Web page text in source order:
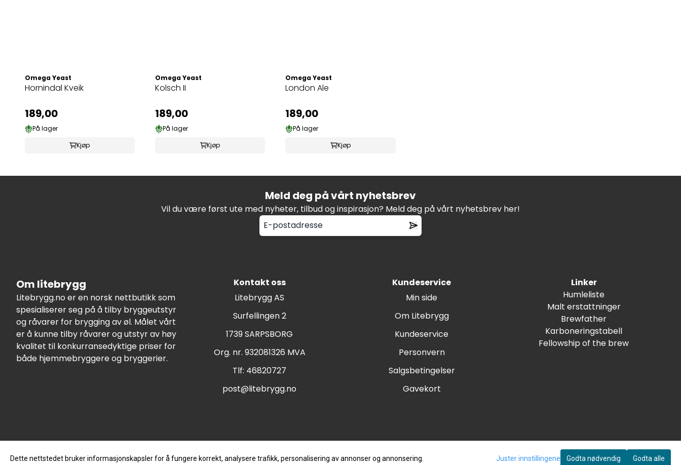
Omega Yeast
Hornindal Kveik
189,00
På lager
Kjøp
Omega Yeast
Kolsch II
189,00
På lager
Kjøp
Omega Yeast
London Ale
189,00
På lager
Kjøp
Meld deg på vårt nyhetsbrev
Vil du være først ute med nyheter, tilbud og inspirasjon? Meld deg på vårt nyhetsbrev her!
Om litebrygg
Litebrygg.no er en norsk nettbutikk som
spesialiserer seg på å tilby bryggeutstyr
og råvarer for brygging av øl. Målet vårt
er å kunne tilby råvarer og utstyr av høy
kvalitet til konkurransedyktige priser for
både hjemmebryggere og bryggerier.
Kontakt oss
Litebrygg AS
Surfellingen 2
1739 SARPSBORG
Org. nr. 932081326 MVA
Tlf: 46820727
post@litebrygg.no
Kundeservice
Min side
Om Litebrygg
Kundeservice
Personvern
Salgsbetingelser
Gavekort
Linker
Humleliste
Malt erstattninger
Brewfather
Karboneringstabell
Fellowship of the brew
Dette nettstedet bruker informasjonskapsler for å fungere korrekt, analysere trafikk, personalisering av annonser og annonsering. Juster innstillingene Godta nødvendig Godta alle